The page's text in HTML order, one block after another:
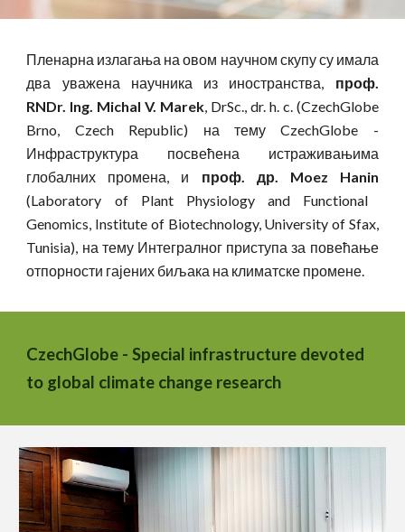
Пленарна излагања на овом научном скупу су имала
два уважена научника из иностранства, проф.
RNDr. Ing. Michal V. Marek, DrSc., dr. h. c. (CzechGlobe
Brno, Czech Republic) на тему CzechGlobe -
Инфраструктура посвећена истраживањима
глобалних промена, и проф. др.
Moez Hanin
(Laboratory of Plant Physiology and Functional
Genomics, Institute of Biotechnology, University of Sfax,
Tunisia), на тему Интегралног приступа за повећање
отпорности гајених биљака на климатске промене.
CzechGlobe - Special infrastructure devoted
to global climate change research